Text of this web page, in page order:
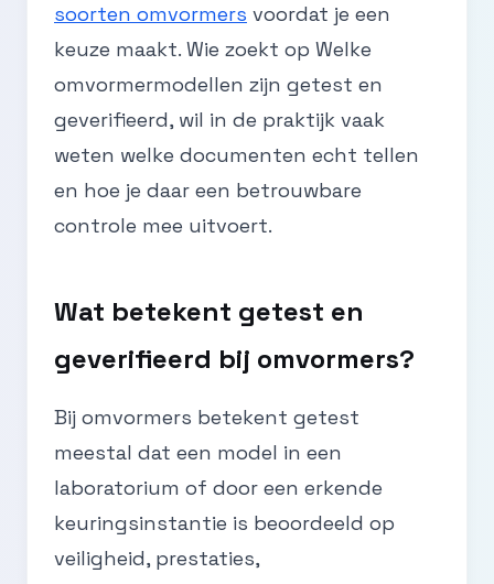
soorten omvormers voordat je een
keuze maakt. Wie zoekt op Welke
omvormermodellen zijn getest en
geverifieerd, wil in de praktijk vaak
weten welke documenten echt tellen
en hoe je daar een betrouwbare
controle mee uitvoert.
Wat betekent getest en
geverifieerd bij omvormers?
Bij omvormers betekent getest
meestal dat een model in een
laboratorium of door een erkende
keuringsinstantie is beoordeeld op
veiligheid, prestaties,